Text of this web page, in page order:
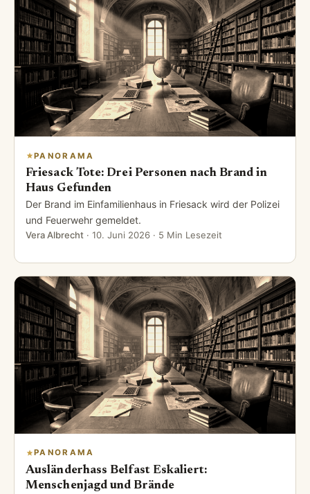
PANORAMA
Friesack Tote: Drei Personen nach Brand in
Haus Gefunden
Der Brand im Einfamilienhaus in Friesack wird der Polizei
und Feuerwehr gemeldet.
Vera Albrecht · 10. Juni 2026 · 5 Min Lesezeit
PANORAMA
Ausländerhass Belfast Eskaliert:
Menschenjagd und Brände